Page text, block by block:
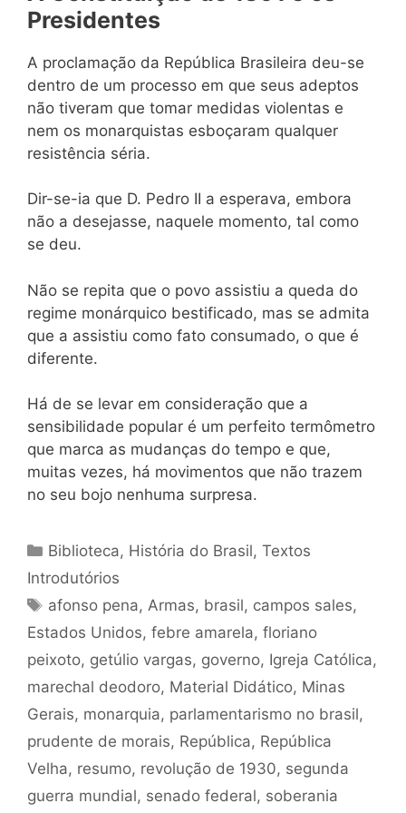
Presidentes
A proclamação da República Brasileira deu-se
dentro de um processo em que seus adeptos
não tiveram que tomar medidas violentas e
nem os monarquistas esboçaram qualquer
resistência séria.
Dir-se-ia que D. Pedro II a esperava, embora
não a desejasse, naquele momento, tal como
se deu.
Não se repita que o povo assistiu a queda do
regime monárquico bestificado, mas se admita
que a assistiu como fato consumado, o que é
diferente.
Há de se levar em consideração que a
sensibilidade popular é um perfeito termômetro
que marca as mudanças do tempo e que,
muitas vezes, há movimentos que não trazem
no seu bojo nenhuma surpresa.
Categorias
Biblioteca, História do Brasil,Textos
Introdutórios
Tags
afonso pena,Armas, brasil, campos sales,
Estados Unidos, febre amarela, floriano
peixoto, getúlio vargas, governo, Igreja Católica,
marechal deodoro, Material Didático, Minas
Gerais, monarquia, parlamentarismo no brasil,
prudente de morais, República, República
Velha, resumo, revolução de 1930, segunda
guerra mundial, senado federal, soberania